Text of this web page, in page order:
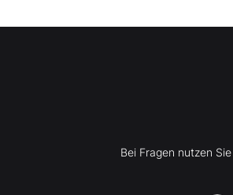
Bei Fragen nutzen